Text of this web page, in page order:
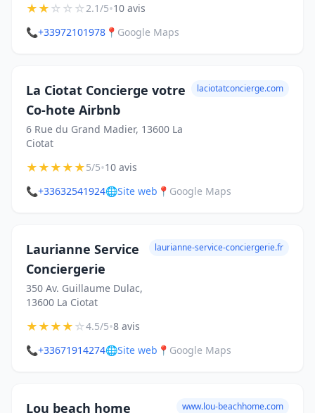
★★☆☆☆2.1/5•10 avis
📞+33972101978 📍 Google Maps
La Ciotat Concierge votre
Co-hote Airbnb
6 Rue du Grand Madier, 13600 La
Ciotat
laciotatconcierge.com
★★★★★5/5•10 avis
📞+33632541924🌐Site web 📍 Google Maps
Laurianne Service
Conciergerie
350 Av. Guillaume Dulac,
13600 La Ciotat
laurianne-service-conciergerie.fr
★★★★☆4.5/5•8 avis
📞+33671914274🌐Site web 📍 Google Maps
Lou beach home www.lou-beachhome.com